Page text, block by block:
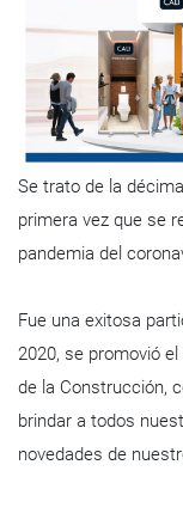
Se trato de la
primera vez que se
pandemia del
Fue una exitosa
2020, se promovió
de la Construcción,
brindar a todos
novedades de